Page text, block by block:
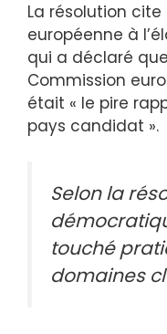
La résolution
européenne à
qui a déclaré
Commission
était « le pire
pays candidat ».
Selon la
touché
domaines